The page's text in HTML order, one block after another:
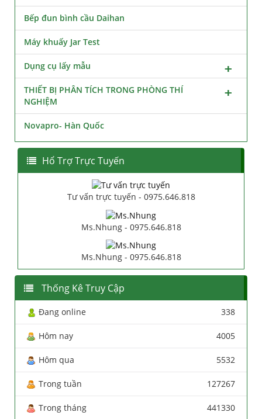
Bếp đun bình cầu Daihan
Máy khuấy Jar Test
Dụng cụ lấy mẫu
THIẾT BỊ PHÂN TÍCH TRONG PHÒNG THÍ
NGHIỆM
Novapro- Hàn Quốc
Hổ Trợ Trực Tuyến
Tư vấn trực tuyến - 0975.646.818
Ms.Nhung - 0975.646.818
Ms.Nhung - 0975.646.818
Thống Kê Truy Cập
Đang online 338
Hôm nay 4005
Hôm qua 5532
Trong tuần 127267
Trong tháng 441330